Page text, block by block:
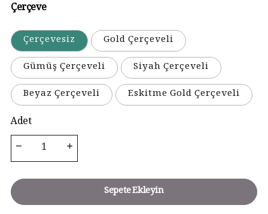
Çerçeve
Çerçevesiz
Gold Çerçeveli
Gümüş Çerçeveli
Siyah Çerçeveli
Beyaz Çerçeveli
Eskitme Gold Çerçeveli
Adet
Sepete Ekleyin